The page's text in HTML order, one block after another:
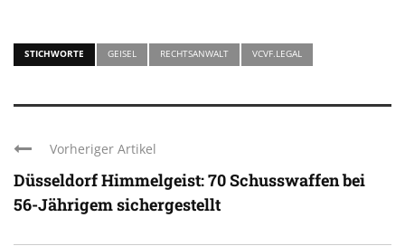
STICHWORTE GEISEL RECHTSANWALT VCVF.LEGAL
Vorheriger Artikel
Düsseldorf Himmelgeist: 70 Schusswaffen bei
56-Jährigem sichergestellt